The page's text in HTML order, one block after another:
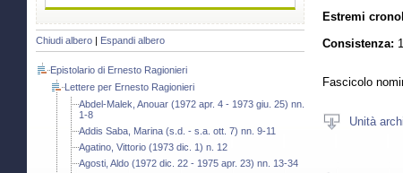
Chiudi albero Espandi albero
Epistolario di Ernesto Ragionieri
Lettere per Ernesto Ragionieri
Abdel-Malek, Anouar (1972 apr. 4 - 1973 giu. 25) nn.
1-8
Addis Saba, Marina (s.d. - s.a. ott. 7) nn. 9-11
Agatino, Vittorio (1973 dic. 1) n. 12
Agosti, Aldo (1972 dic. 22 - 1975 apr. 23) nn. 13-34
Estremi
Consistenza:
Fascicolo
Unità